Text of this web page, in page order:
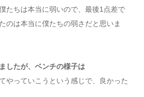
たちは本当に弱いので、最後1点差で
のは本当に僕たちの弱さだと思いま
したが、ベンチの様子は
やっていこうという感じで、良かった